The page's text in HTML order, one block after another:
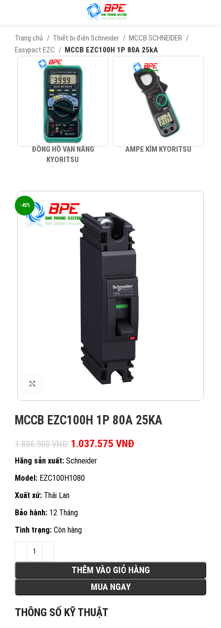
Trang chủ Thiết bị điện Schneider
MCCB SCHNEIDER
Easypact EZC
MCCB EZC100H 1P 80A 25kA
ĐỒNG HỒ VẠN NĂNG
KYORITSU
AMPE KÌM KYORITSU
-45%
MCCB EZC100H 1P 80A 25KA
1.886.500VNĐ Giá gốc là: 1.886.500 VNĐ.
1.037.575 VNĐ
Hãng sản xuất: Schneider
Model: EZC100H1080
Xuất xứ: Thái Lan
Bảo hành: 12 Tháng
Tình trạng: Còn hàng
THÊM VÀO GIỎ HÀNG
MUA NGAY
THÔNG SỐ KỸ THUẬT